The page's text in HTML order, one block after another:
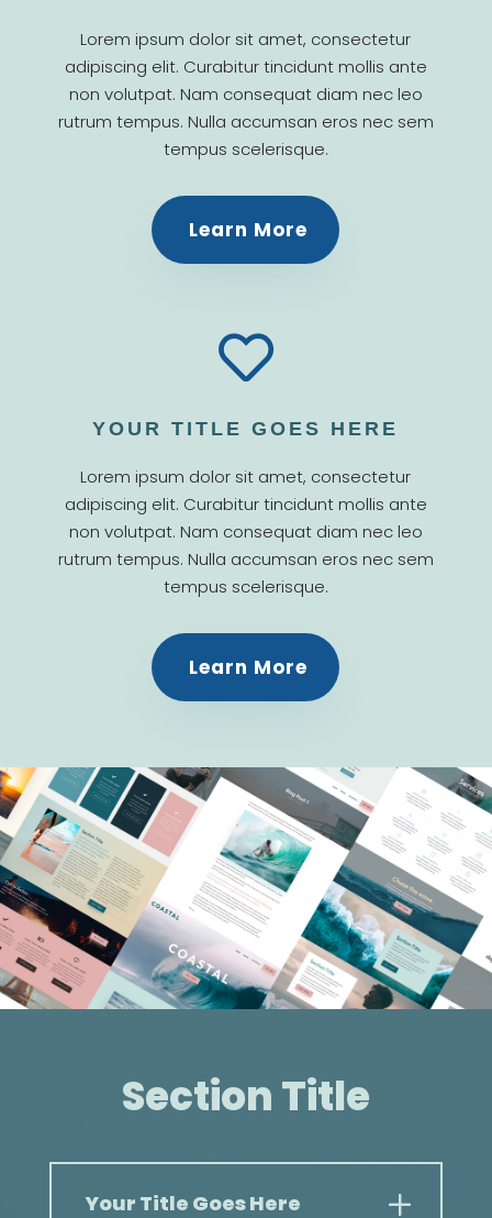
Lorem ipsum dolor sit amet, consectetur
adipiscing elit. Curabitur tincidunt mollis ante
non volutpat. Nam consequat diam nec leo
rutrum tempus. Nulla accumsan eros nec sem
tempus scelerisque.
Learn More

YOUR TITLE GOES HERE
Lorem ipsum dolor sit amet, consectetur
adipiscing elit. Curabitur tincidunt mollis ante
non volutpat. Nam consequat diam nec leo
rutrum tempus. Nulla accumsan eros nec sem
tempus scelerisque.
Learn More
Section Title
Your Title Goes Here